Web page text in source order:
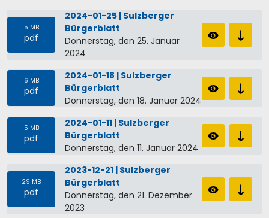
5 MB
pdf
2024-01-25 | Sulzberger
Bürgerblatt
Donnerstag, den 25. Januar
2024
6 MB
pdf
2024-01-18 | Sulzberger
Bürgerblatt
Donnerstag, den 18. Januar 2024
5 MB
pdf
2024-01-11 | Sulzberger
Bürgerblatt
Donnerstag, den 11. Januar 2024
29 MB
pdf
2023-12-21 | Sulzberger
Bürgerblatt
Donnerstag, den 21. Dezember
2023